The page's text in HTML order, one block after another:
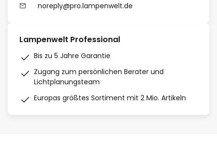
noreply@pro.lampenwelt.de
Lampenwelt Professional
Bis zu 5 Jahre Garantie
Zugang zum persönlichen Berater und
Lichtplanungsteam
Europas größtes Sortiment mit 2 Mio. Artikeln